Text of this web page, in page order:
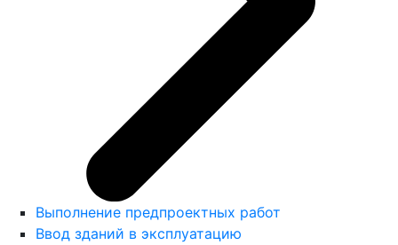
Выполнение предпроектных работ
Ввод зданий в эксплуатацию